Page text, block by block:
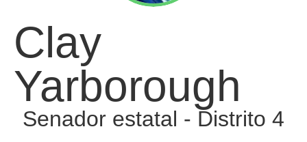
Clay
Yarborough
Senador estatal - Distrito 4